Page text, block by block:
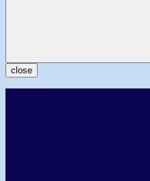
close